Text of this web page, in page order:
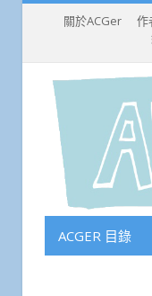
關於ACGer 作
ACGER 目錄